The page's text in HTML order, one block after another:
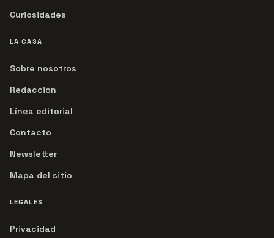
Curiosidades
LA CASA
Sobre nosotros
Redacción
Línea editorial
Contacto
Newsletter
Mapa del sitio
LEGALES
Privacidad